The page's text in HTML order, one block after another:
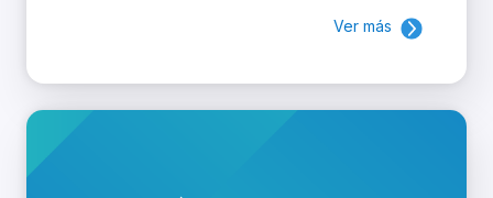
Ver más